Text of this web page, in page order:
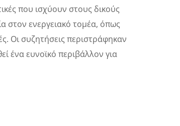
που ισχύουν στους δικούς
στον ενεργειακό τομέα, όπως
Οι συζητήσεις περιστράφηκαν
ένα ευνοϊκό περιβάλλον για